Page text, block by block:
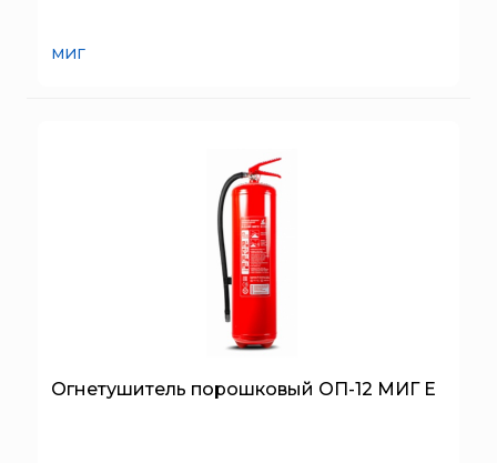
МИГ
Огнетушитель порошковый ОП-12 МИГ Е